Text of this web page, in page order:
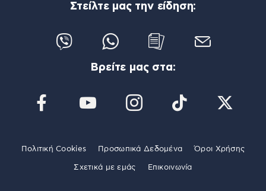
Στείλτε μας την είδηση:
Βρείτε μας στα:
Πολιτική Cookies Προσωπικά Δεδομένα Όροι Χρήσης
Σχετικά με εμάς Επικοινωνία